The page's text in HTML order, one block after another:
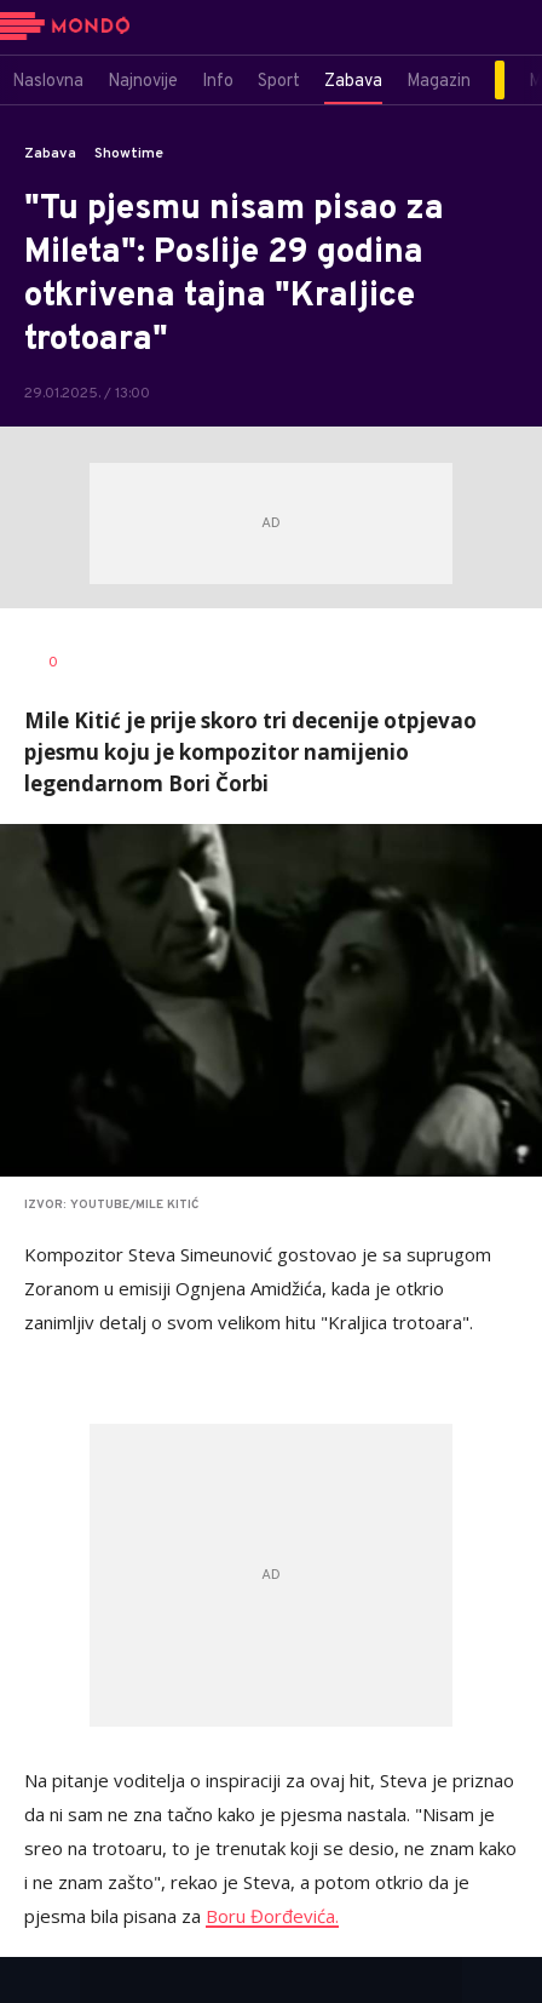
Naslovna Najnovije Info Sport Zabava Magazin
Zabava Showtime
"Tu pjesmu nisam pisao za
Mileta": Poslije 29 godina
otkrivena tajna "Kraljice
trotoara"
29.01.2025. / 13:00
AUTOR
0
Mile Kitić je prije skoro tri decenije otpjevao
pjesmu koju je kompozitor namijenio
legendarnom Bori Čorbi
IZVOR: YOUTUBE/MILE KITIĆ
Kompozitor Steva Simeunović gostovao je sa suprugom
Zoranom u emisiji Ognjena Amidžića, kada je otkrio
zanimljiv detalj o svom velikom hitu "Kraljica trotoara".
Na pitanje voditelja o inspiraciji za ovaj hit, Steva je priznao
da ni sam ne zna tačno kako je pjesma nastala. "Nisam je
sreo na trotoaru, to je trenutak koji se desio, ne znam kako
i ne znam zašto", rekao je Steva, a potom otkrio da je
pjesma bila pisana za Boru Đorđevića.